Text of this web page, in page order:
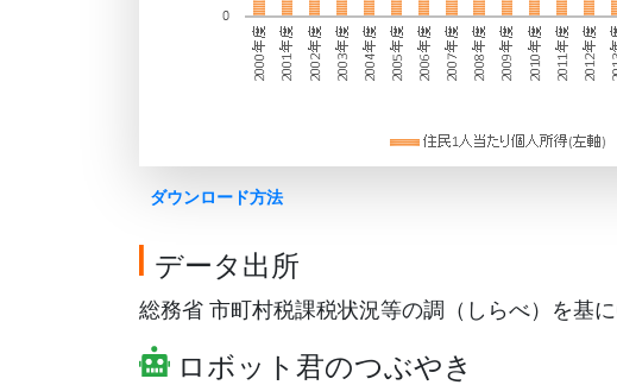
ダウンロード方法
データ出所
総務省 市町村税課税状況等の調（しらべ）を基
ロボット君のつぶやき